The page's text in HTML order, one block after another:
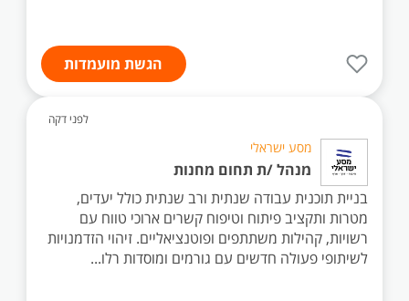
הגשת מועמדות
לפני דקה
מסע ישראלי
מנהל /ת תחום מחנות
בניית תוכנית עבודה שנתית ורב שנתית כולל יעדים,
מטרות ותקציב פיתוח וטיפוח קשרים ארוכי טווח עם
רשויות, קהילות משתתפים ופוטנציאליים. זיהוי הזדמנויות
לשיתופי פעולה חדשים עם גורמים ומוסדות רלו...